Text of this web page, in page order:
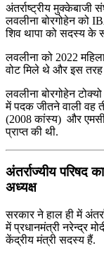
अंतर्राष्ट्रीय
लवलीना बोरगोहेन को
शिव थापा को सदस्य के
लवलीना को 2022
वोट मिले थे और इस तरह
लवलीना बोरगोहेन
में पदक जीतने वाली वह
(2008 कांस्य) और
प्राप्त की थी.
अंतर्राज्यीय परिषद
अध्यक्ष
सरकार ने हाल ही में
में प्रधानमंत्री नरेन्द्र
केंद्रीय मंत्री सदस्य हैं.